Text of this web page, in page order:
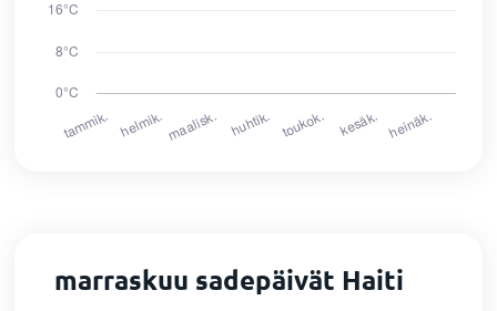
marraskuu sadepäivät Haiti